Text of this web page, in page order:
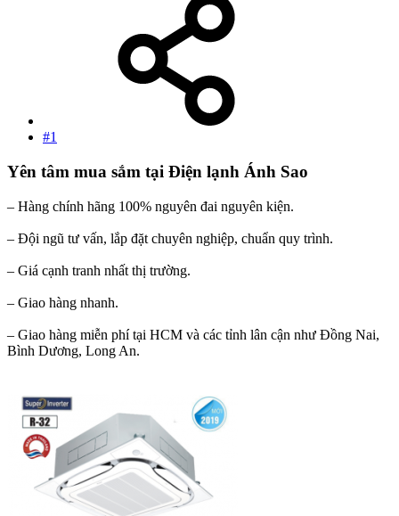
#1
Yên tâm mua sắm tại Điện lạnh Ánh Sao​
– Hàng chính hãng 100% nguyên đai nguyên kiện.
– Đội ngũ tư vấn, lắp đặt chuyên nghiệp, chuẩn quy trình.
– Giá cạnh tranh nhất thị trường.
– Giao hàng nhanh.
– Giao hàng miễn phí tại HCM và các tỉnh lân cận như Đồng Nai,
Bình Dương, Long An.